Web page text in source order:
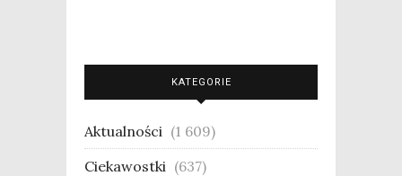
KATEGORIE
Aktualności (1 609)
Ciekawostki (637)